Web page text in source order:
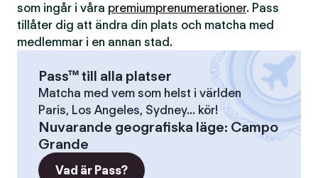
som ingår i våra premiumprenumerationer. Pass
tillåter dig att ändra din plats och matcha med
medlemmar i en annan stad.
Pass™ till alla platser
Matcha med vem som helst i världen
Paris, Los Angeles, Sydney... kör!
Nuvarande geografiska läge: Campo
Grande
Vad är Pass?